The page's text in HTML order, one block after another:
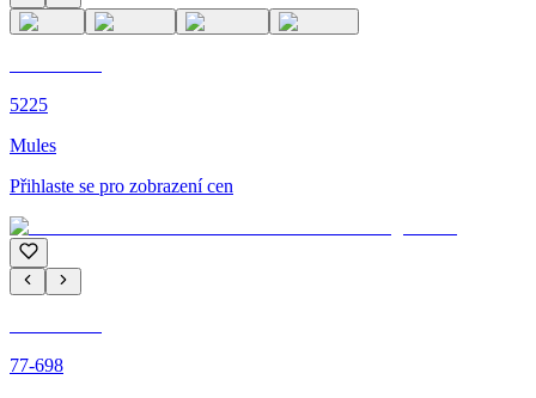
5225
Mules
Přihlaste se pro zobrazení cen
77-698